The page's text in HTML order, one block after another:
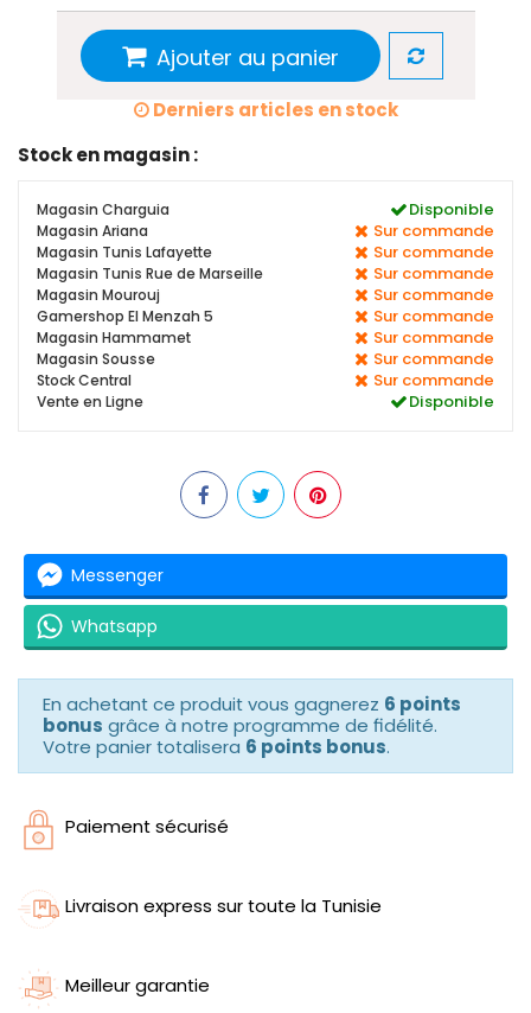
Ajouter au panier
Derniers articles en stock
Stock en magasin :
Magasin Charguia Disponible
Magasin Ariana Sur commande
Magasin Tunis Lafayette Sur commande
Magasin Tunis Rue de Marseille Sur commande
Magasin Mourouj Sur commande
Gamershop El Menzah 5 Sur commande
Magasin Hammamet Sur commande
Magasin Sousse Sur commande
Stock Central Sur commande
Vente en Ligne Disponible
Messenger
Whatsapp
En achetant ce produit vous gagnerez 6 points
bonus grâce à notre programme de fidélité.
Votre panier totalisera 6 points bonus.
Paiement sécurisé
Livraison express sur toute la Tunisie
Meilleur garantie